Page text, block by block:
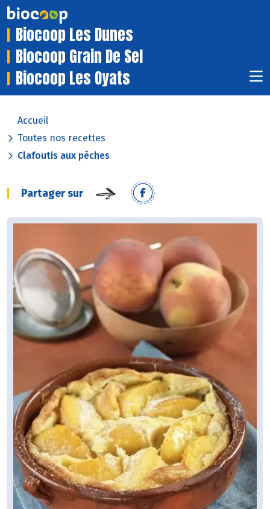
Biocoop Les Dunes
Biocoop Grain De Sel
Biocoop Les Oyats
Accueil
Toutes nos recettes
Clafoutis aux pêches
Partager sur